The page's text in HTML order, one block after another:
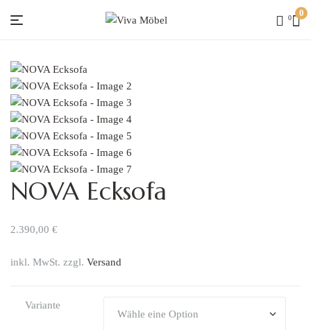
Möbel
0 0
NOVA Ecksofa
2.390,00 €
inkl. MwSt. zzgl. Versand
Variante